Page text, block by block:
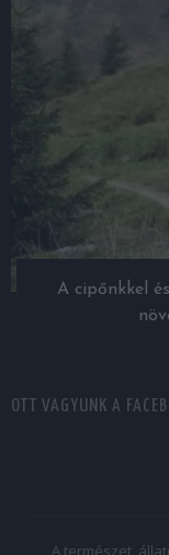
A cipőnkkel
OTT VAGYUNK A
A természet,